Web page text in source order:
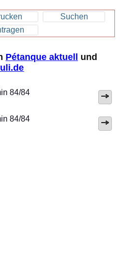
Suchen
Pétanque aktuell und
84/84
84/84